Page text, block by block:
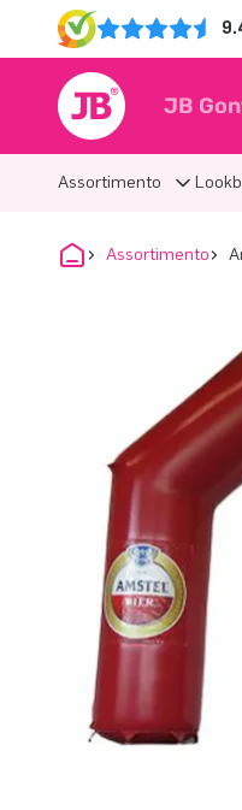
JB
Assortimento
Assortimento